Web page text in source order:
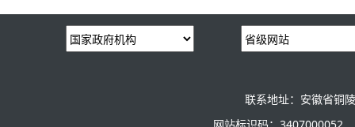
联系地址：安徽省铜